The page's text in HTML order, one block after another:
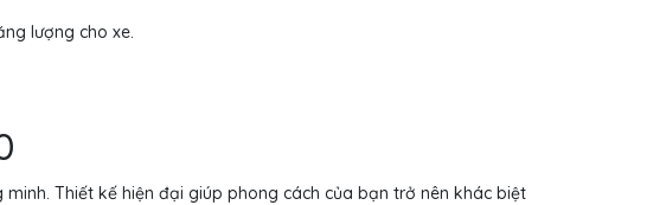
lượng cho xe.
Thiết kế hiện đại giúp phong cách của bạn trở nên khác biệt